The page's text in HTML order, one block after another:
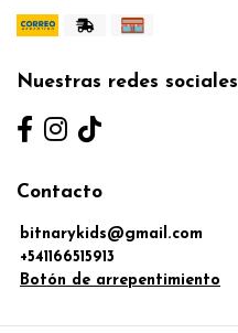
Nuestras redes sociales
Contacto
bitnarykids@gmail.com
+541166515913
Botón de arrepentimiento